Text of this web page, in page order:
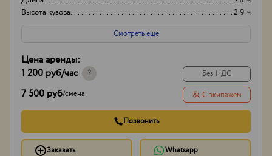
Высота кузова
2.9 м
Смотреть еще
Цена аренды:
1 200 руб/час ?
7 500 руб/смена
Без НДС
С экипажем
Позвонить
Заказать Whatsapp